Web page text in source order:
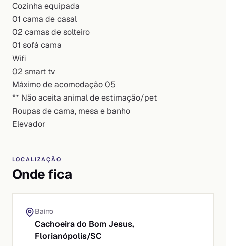
Cozinha equipada
01 cama de casal
02 camas de solteiro
01 sofá cama
Wifi
02 smart tv
Máximo de acomodação 05
** Não aceita animal de estimação/pet
Roupas de cama, mesa e banho
Elevador
LOCALIZAÇÃO
Onde fica
Bairro
Cachoeira do Bom Jesus,
Florianópolis/SC